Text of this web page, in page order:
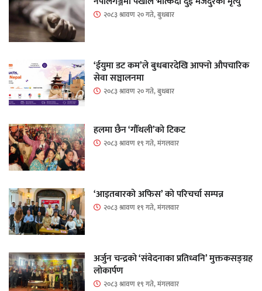
२०८३ श्रावण २० गते, बुधबार
‘ईयुमा डट कम’ले बुधबारदेखि आफ्नो औपचारिक
सेवा सञ्चालनमा
२०८३ श्रावण २० गते, बुधबार
हलमा छैन ‘गौँथली’को टिकट
२०८३ श्रावण १९ गते, मंगलवार
‘आइतबारको अफिस’ को परिचर्चा सम्पन्न
२०८३ श्रावण १९ गते, मंगलवार
अर्जुन चन्द्रको ‘संवेदनाका प्रतिध्वनि’ मुक्तकसङ्ग्रह
लोकार्पण
२०८३ श्रावण १९ गते, मंगलवार